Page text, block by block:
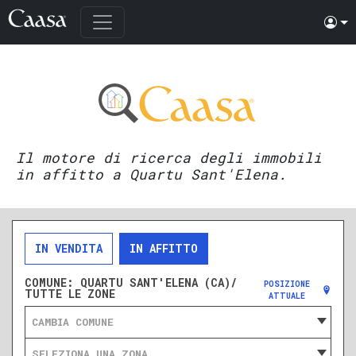
Il motore di ricerca degli immobili
in affitto a Quartu Sant'Elena.
IN VENDITA IN AFFITTO
COMUNE: QUARTU SANT'ELENA (CA)/
TUTTE LE ZONE
POSIZIONE
ATTUALE
CAMBIA COMUNE